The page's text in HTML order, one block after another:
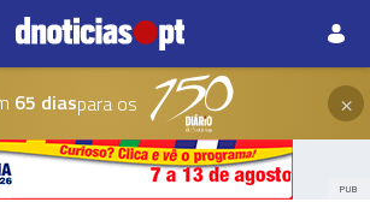
65 diaspara os ×
PUB